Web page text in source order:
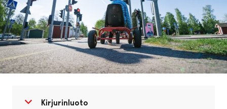
Open menu
Close menu
Kirjurinluoto